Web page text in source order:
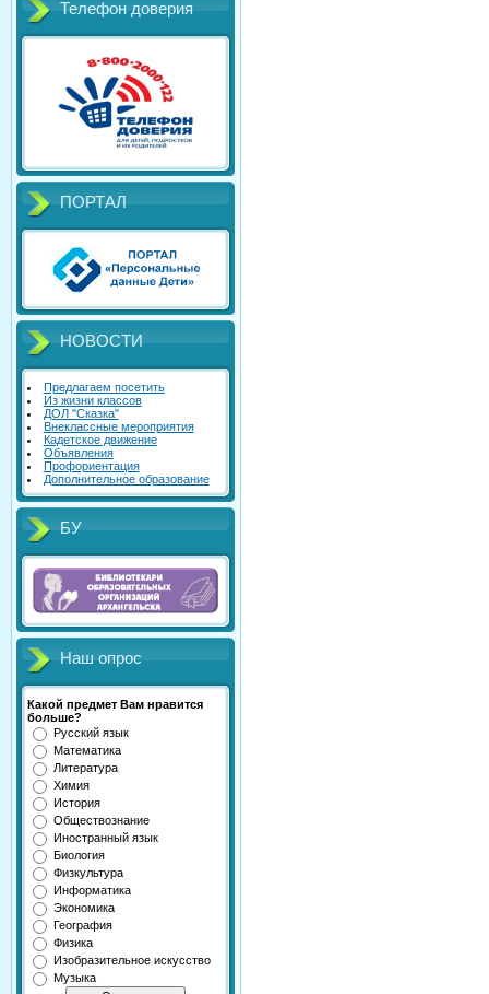
Телефон доверия
ПОРТАЛ
НОВОСТИ
Предлагаем посетить
Из жизни классов
ДОЛ "Сказка"
Внеклассные мероприятия
Кадетское движение
Объявления
Профориентация
Дополнительное образование
БУ
Наш опрос
Какой предмет Вам нравится
больше?
Русский язык
Математика
Литература
Химия
История
Обществознание
Иностранный язык
Биология
Физкультура
Информатика
Экономика
География
Физика
Изобразительное искусство
Музыка